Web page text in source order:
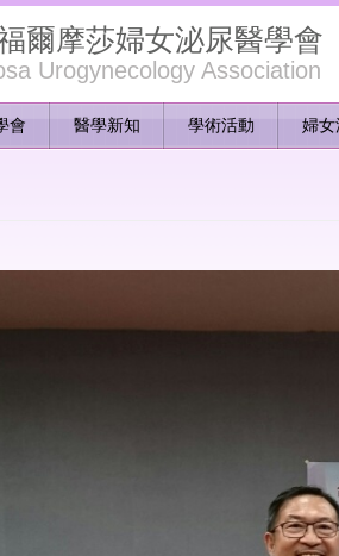
爾摩莎婦女泌尿醫學會
Urogynecology Association
會 醫學新知 學術活動 婦女